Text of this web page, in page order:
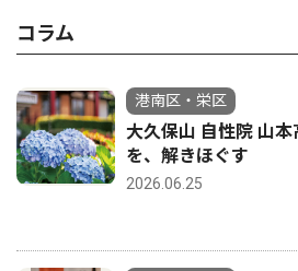
コラム
港南区・栄区
大久保山 自性院 山
を、解きほぐす
2026.06.25